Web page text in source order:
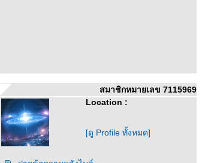
สมาชิกหมายเลข 7115969
Location :
[ดู Profile ทั้งหมด]